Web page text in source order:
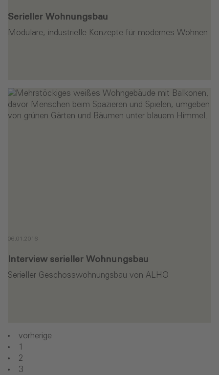
Serieller Wohnungsbau‎
Modulare, industrielle Konzepte für modernes Wohnen
06.01.2016
Interview serieller Wohnungsbau‎
Serieller Geschosswohnungsbau von ALHO
vorherige
1
2
3